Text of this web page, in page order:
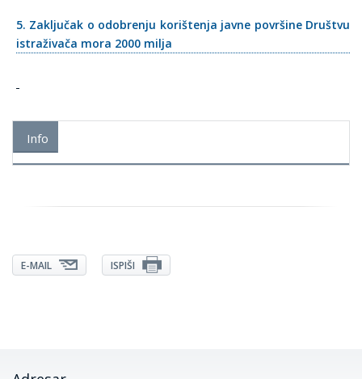
5. Zaključak o odobrenju korištenja javne površine Društvu
istraživača mora 2000 milja
Info
E-MAIL ISPIŠI